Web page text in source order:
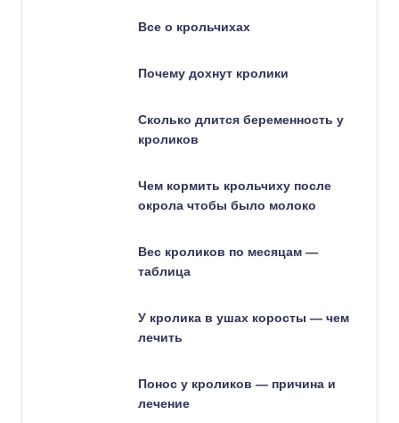
Все о крольчихах
Почему дохнут кролики
Сколько длится беременность у
кроликов
Чем кормить крольчиху после
окрола чтобы было молоко
Вес кроликов по месяцам —
таблица
У кролика в ушах коросты — чем
лечить
Понос у кроликов — причина и
лечение